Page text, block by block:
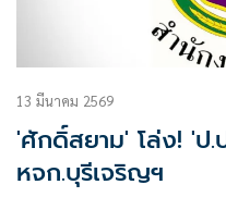
13 มีนาคม 2569
'ศักดิ์สยาม' โล่ง! 'ป
หจก.บุรีเจริญฯ